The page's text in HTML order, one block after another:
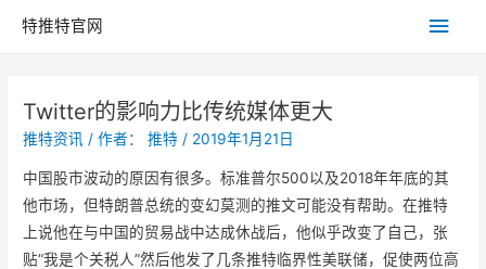
特推特官网
主
Twitter的影响力比传统媒体更大
推特资讯 / 作者：推特 / 2019年1月21日
中国股市波动的原因有很多。标准普尔500以及2018年年底的其
他市场，但特朗普总统的变幻莫测的推文可能没有帮助。在推特
上说他在与中国的贸易战中达成休战后，他似乎改变了自己，张
贴“我是个关税人”然后他发了几条推特临界性美联储，促使两位高